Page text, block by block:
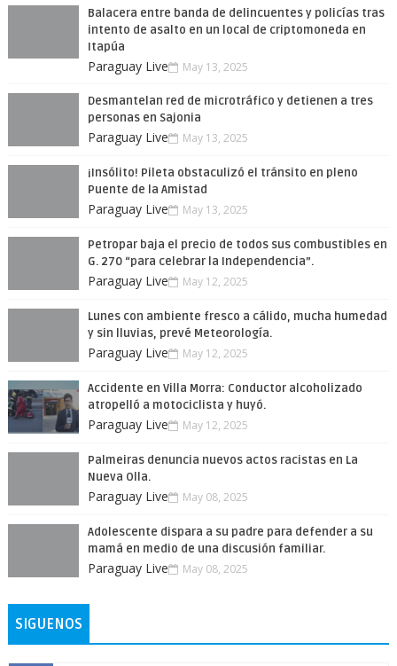
Balacera entre banda de delincuentes y policías tras
intento de asalto en un local de criptomoneda en
Itapúa
Paraguay Live May 13, 2025
Desmantelan red de microtráfico y detienen a tres
personas en Sajonia
Paraguay Live May 13, 2025
¡Insólito! Pileta obstaculizó el tránsito en pleno
Puente de la Amistad
Paraguay Live May 13, 2025
Petropar baja el precio de todos sus combustibles en
G. 270 “para celebrar la Independencia”.
Paraguay Live May 12, 2025
Lunes con ambiente fresco a cálido, mucha humedad
y sin lluvias, prevé Meteorología.
Paraguay Live May 12, 2025
Accidente en Villa Morra: Conductor alcoholizado
atropelló a motociclista y huyó.
Paraguay Live May 12, 2025
Palmeiras denuncia nuevos actos racistas en La
Nueva Olla.
Paraguay Live May 08, 2025
Adolescente dispara a su padre para defender a su
mamá en medio de una discusión familiar.
Paraguay Live May 08, 2025
SIGUENOS